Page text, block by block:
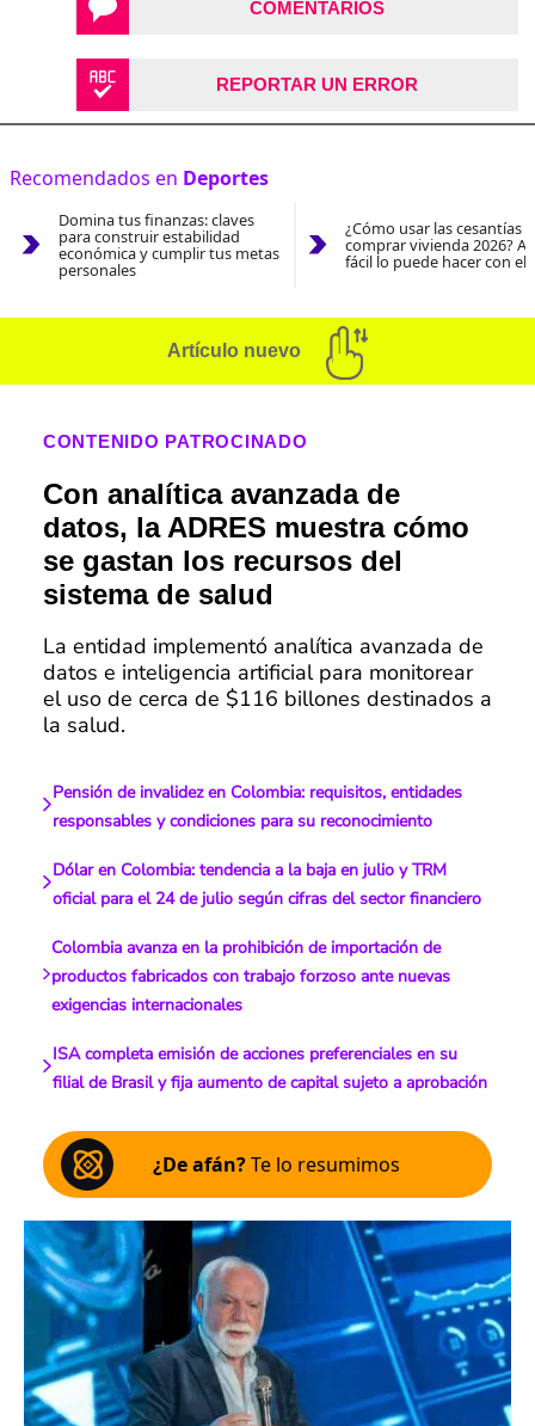
COMENTARIOS
REPORTAR UN ERROR
Recomendados en Deportes
Domina tus finanzas: claves
para construir estabilidad
económica y cumplir tus metas
personales
¿Cómo usar las cesantías
comprar vivienda 2026?
fácil lo puede hacer con el
Artículo nuevo
CONTENIDO PATROCINADO
Con analítica avanzada de
datos, la ADRES muestra cómo
se gastan los recursos del
sistema de salud
La entidad implementó analítica avanzada de
datos e inteligencia artificial para monitorear
el uso de cerca de $116 billones destinados a
la salud.
Pensión de invalidez en Colombia: requisitos, entidades
responsables y condiciones para su reconocimiento
Dólar en Colombia: tendencia a la baja en julio y TRM
oficial para el 24 de julio según cifras del sector financiero
Colombia avanza en la prohibición de importación de
productos fabricados con trabajo forzoso ante nuevas
exigencias internacionales
ISA completa emisión de acciones preferenciales en su
filial de Brasil y fija aumento de capital sujeto a aprobación
¿De afán?Te lo resumimos